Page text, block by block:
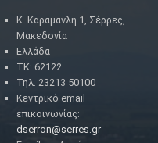
Κ. Καραμανλή 1, Σέρρες,
Μακεδονία
Ελλάδα
ΤΚ: 62122
Τηλ. 23213 50100
Κεντρικό email
επικοινωνίας:
dserron@serres.gr